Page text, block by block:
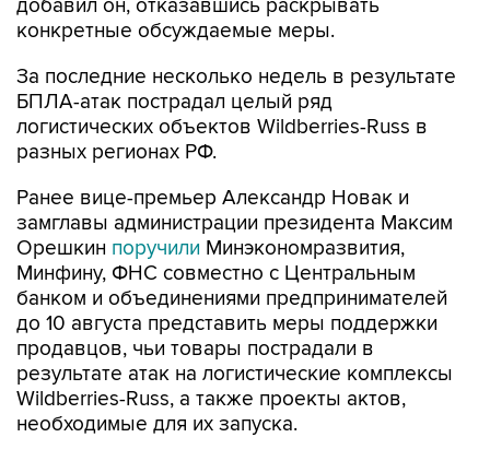
За последние несколько недель в результате
логистических объектов Wildberries-Russ в
разных регионах РФ.
Ранее вице-премьер Александр Новак и
ОрешкинпоручилиМинэкономразвития,
Минфину, ФНС совместно с Центральным
банком и объединениями предпринимателей
до 10 августа представить меры поддержки
продавцов, чьи товары пострадали в
результате атак на логистические комплексы
Wildberries-Russ, а также проекты актов,
необходимые для их запуска.
Глава Минэкономразвития Максим Решетников